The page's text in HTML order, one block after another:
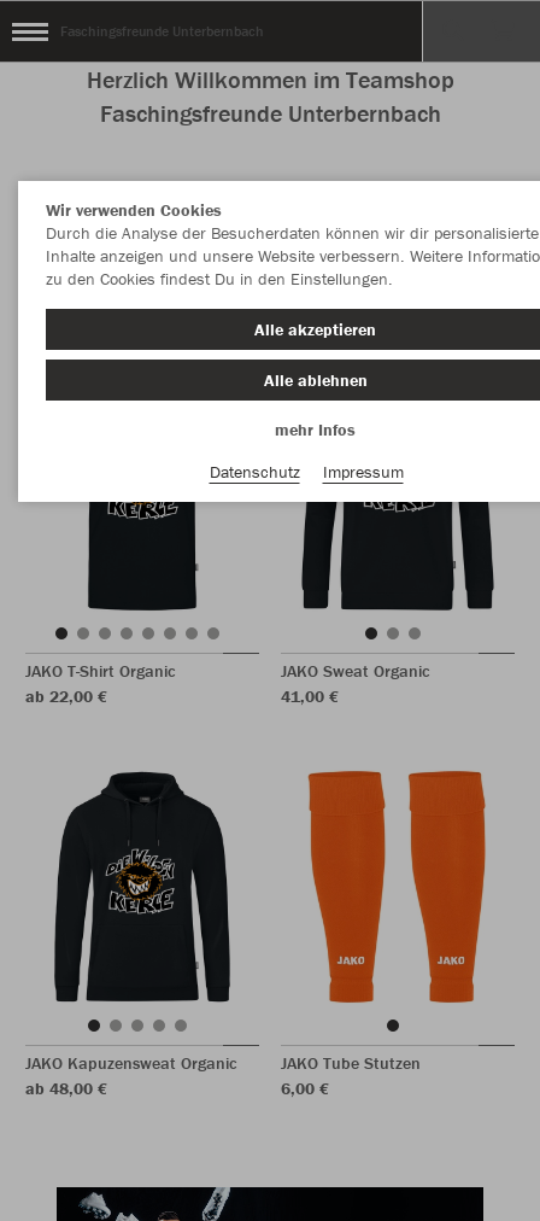
Faschingsfreunde Unterbernbach
Herzlich Willkommen im Teamshop
Faschingsfreunde Unterbernbach
Nachhaltig Farbe
JAKO T-Shirt Organic
ab 22,00 €
JAKO Sweat Organic
41,00 €
JAKO Kapuzensweat Organic
ab 48,00 €
JAKO Tube Stutzen
6,00 €
Wir verwenden Cookies
Durch die Analyse der Besucherdaten können wir dir personalisierte
Inhalte anzeigen und unsere Website verbessern. Weitere
zu den Cookies findest Du in den Einstellungen.
Alle akzeptieren
Alle ablehnen
mehr Infos
Datenschutz
Impressum